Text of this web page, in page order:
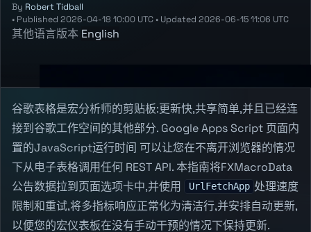
By Robert Tidball
• Published 2026-04-18 10:00 UTC • Updated 2026-06-15 11:06 UTC
其他语言版本 English
谷歌表格是宏分析师的剪贴板:更新快,共享简单,并且已经连
接到谷歌工作空间的其他部分. Google Apps Script 页面内
置的JavaScript运行时间 可以让您在不离开浏览器的情况
下从电子表格调用任何 REST API. 本指南将FXMacroData
公告数据拉到页面选项卡中,并使用
UrlFetchApp 处理速度
限制和重试,将多指标响应正常化为清洁行,并安排自动更新,
以便您的宏仪表板在没有手动干预的情况下保持更新.